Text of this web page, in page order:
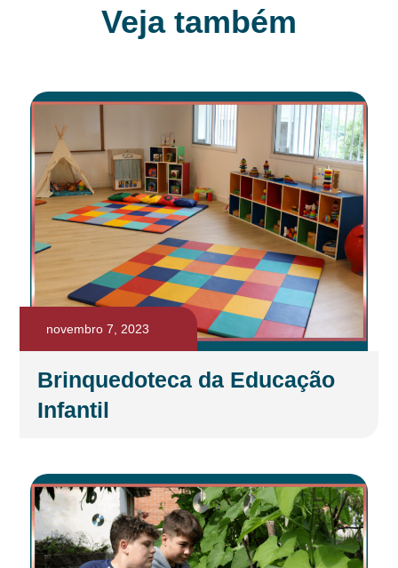
Veja também
novembro 7, 2023
Brinquedoteca da Educação
Infantil